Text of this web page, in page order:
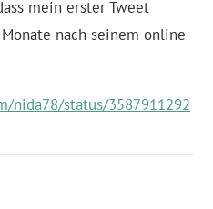
mein erster Tweet
nach seinem online
nida78/status/3587911292